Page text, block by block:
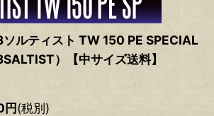
ソルティスト TW 150 PE SPECIAL
）【中サイズ送料】
円(税別)